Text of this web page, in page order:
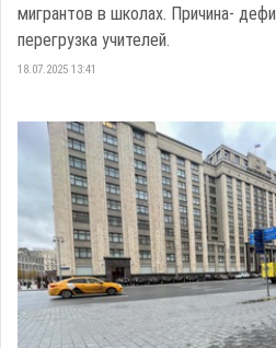
мигрантов в школах. Причина-
перегрузка учителей.
18.07.2025 13:41